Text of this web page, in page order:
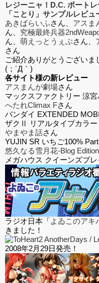
レジーニャ！D.C. ポート
「ことり」サンプルレビュ
あきばらいふさん、 アスま
ん、 究極最終兵器
ん、 萌えっとうぇぶさん、
さん
ご紹介ありがとうござい
(；´Д｀)
各サイト様の新レビュー
アスまんが劇場さん
マックスファクトリー 涼
へたれClimax Fさん
バンダイ EXTENDED
ザクⅡ リアルタイプカラー
やまやま話さん
YUJIN SR いちご100%
悠久なる雪月花-Blog
メガハウス クイーンズブ
ラジオ日本「よゐこのアキ
きました！
2008年2月29日発売！